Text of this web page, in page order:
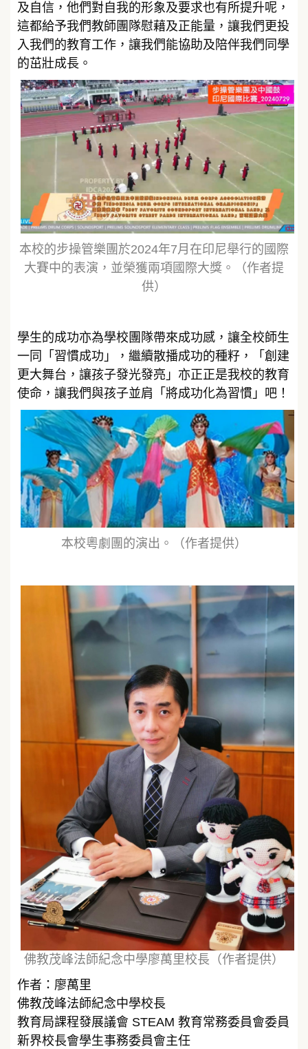
及自信，他們對自我的形象及要求也有所提升呢，
這都給予我們教師團隊慰藉及正能量，讓我們更投
入我們的教育工作，讓我們能協助及陪伴我們同學
的茁壯成長。
本校的步操管樂團於2024年7月在印尼舉行的國際
大賽中的表演，並榮獲兩項國際大獎。（作者提
供）
學生的成功亦為學校團隊帶來成功感，讓全校師生
一同「習慣成功」，繼續散播成功的種籽，「創建
更大舞台，讓孩子發光發亮」亦正正是我校的教育
使命，讓我們與孩子並肩「將成功化為習慣」吧！
本校粵劇團的演出。（作者提供）
佛教茂峰法師紀念中學廖萬里校長（作者提供）
作者：廖萬里
佛教茂峰法師紀念中學校長
教育局課程發展議會 STEAM 教育常務委員會委員
新界校長會學生事務委員會主任